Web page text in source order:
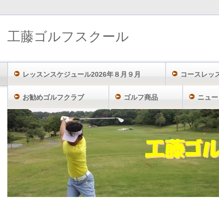
工藤ゴルフスクール TOP 「2015年3月」のアーカイブ
工藤ゴルフスクール
レッスンスケジュール2026年８月９月 コースレッ
お勧めゴルフクラブ ゴルフ商品 ニュ